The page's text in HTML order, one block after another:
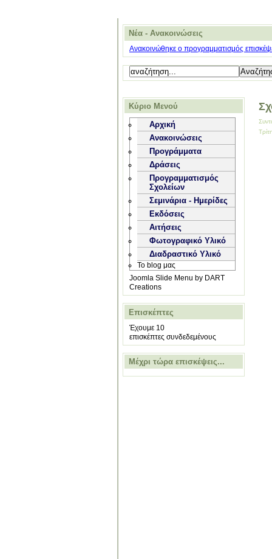
Νέα - Ανακοινώσεις
Ανακοινώθηκε ο προγραμματισμός
Κύριο Μενού
Αρχική
Ανακοινώσεις
Προγράμματα
Δράσεις
Προγραμματισμός
Σχολείων
Σεμινάρια - Ημερίδες
Εκδόσεις
Αιτήσεις
Φωτογραφικό Υλικό
Διαδραστικό Υλικό
Το blog μας
Joomla Slide Menu by DART
Creations
Επισκέπτες
Έχουμε 10
επισκέπτες συνδεδεμένους
Μέχρι τώρα επισκέψεις...